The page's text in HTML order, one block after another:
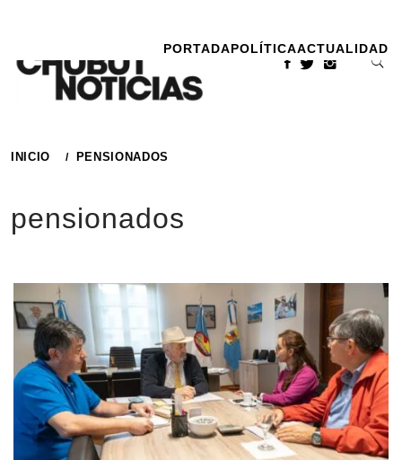
contenido
PORTADAPOLÍTICAACTUALIDAD
INICIO PENSIONADOS
pensionados